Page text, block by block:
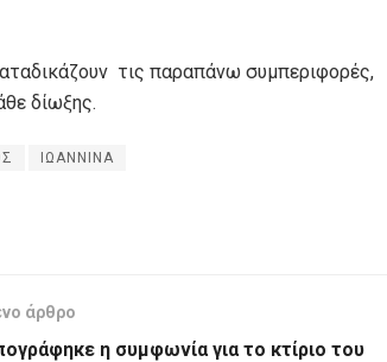
τις παραπάνω συμπεριφορές,
δίωξης.
ΙΩΑΝΝΙΝΑ
άρθρο
η συμφωνία για το κτίριο του